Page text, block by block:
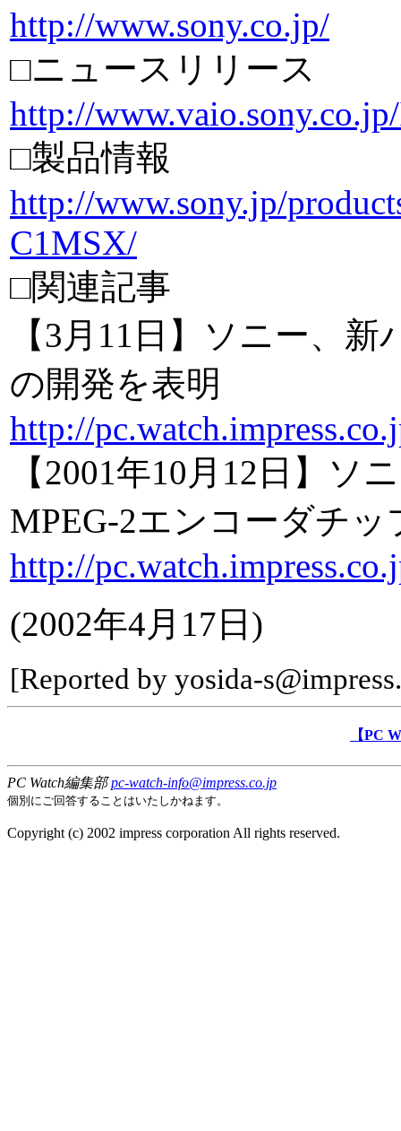
http://www.sony.co.jp/
□ニュースリリース
http://
□製品情報
http://www.sony.jp/
C1MSX/
□関連記事
【3月11日】ソニー、
の開発を表明
http://
【2001年10月12日】ソ
MPEG-2エンコーダチ
http://
(2002年4月17日)
[Reported by yosida-
【PC
PC Watch編集部pc-watch-info@impress.co.jp
個別にご回答することはいたしかねます。
Copyright (c) 2002 impress corporation All rights reserved.